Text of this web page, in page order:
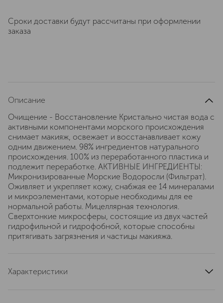
Сроки доставки будут рассчитаны при оформлении
заказа
Описание
Очищение - Восстановление Кристально чистая вода с
активными компонентами морского происхождения
снимает макияж, освежает и восстанавливает кожу
одним движением. 98% ингредиентов натурального
происхождения. 100% из переработанного пластика и
подлежит переработке. АКТИВНЫЕ ИНГРЕДИЕНТЫ:
Микронизированные Морские Водоросли (Фильтрат).
Оживляет и укрепляет кожу, снабжая ее 14 минералами
и микроэлементами, которые необходимы для ее
нормальной работы. Мицеллярная технология.
Сверхтонкие микросферы, состоящие из двух частей
гидрофильной и гидрофобной, которые способны
притягивать загрязнения и частицы макияжа.
Характеристики